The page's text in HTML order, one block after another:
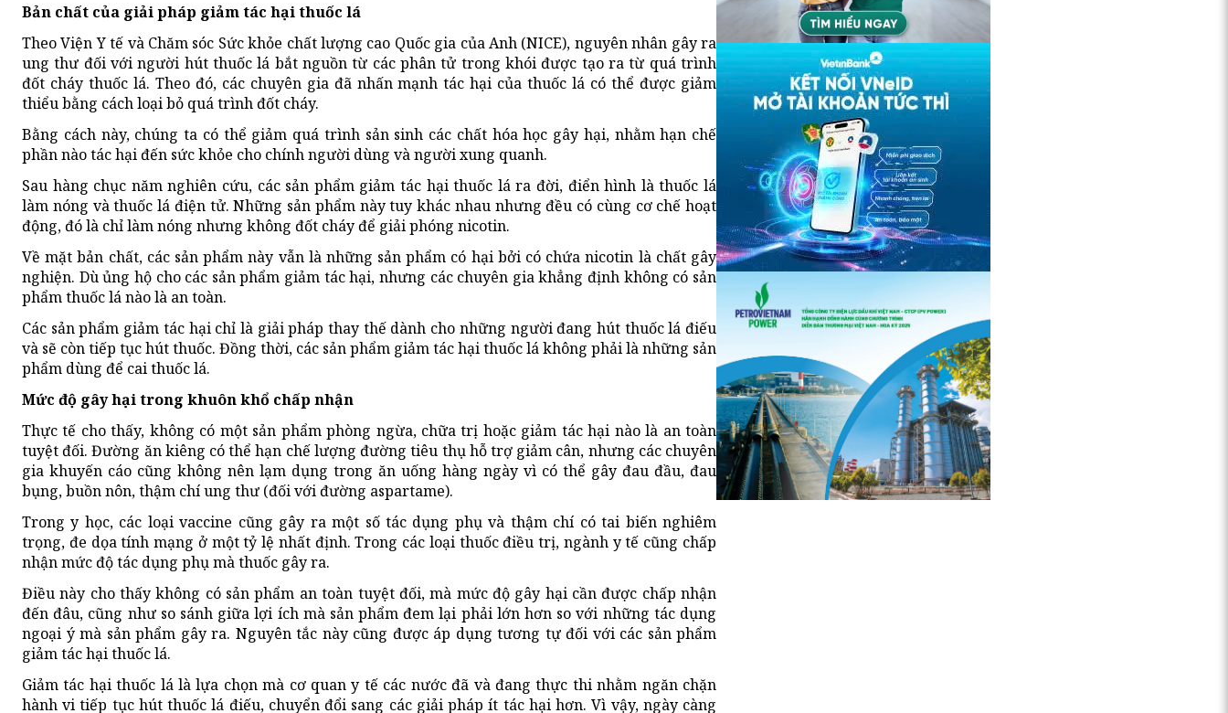
Bản chất của giải pháp giảm tác hại thuốc lá
Theo Viện Y tế và Chăm sóc Sức khỏe chất lượng cao Quốc gia của Anh (NICE), nguyên nhân gây ra
ung thư đối với người hút thuốc lá bắt nguồn từ các phân tử trong khói được tạo ra từ quá trình
đốt cháy thuốc lá. Theo đó, các chuyên gia đã nhấn mạnh tác hại của thuốc lá có thể được giảm
thiểu bằng cách loại bỏ quá trình đốt cháy.
Bằng cách này, chúng ta có thể giảm quá trình sản sinh các chất hóa học gây hại, nhằm hạn chế
phần nào tác hại đến sức khỏe cho chính người dùng và người xung quanh.
Sau hàng chục năm nghiên cứu, các sản phẩm giảm tác hại thuốc lá ra đời, điển hình là thuốc lá
làm nóng và thuốc lá điện tử. Những sản phẩm này tuy khác nhau nhưng đều có cùng cơ chế hoạt
động, đó là chỉ làm nóng nhưng không đốt cháy để giải phóng nicotin.
Về mặt bản chất, các sản phẩm này vẫn là những sản phẩm có hại bởi có chứa nicotin là chất gây
nghiện. Dù ủng hộ cho các sản phẩm giảm tác hại, nhưng các chuyên gia khẳng định không có sản
phẩm thuốc lá nào là an toàn.
Các sản phẩm giảm tác hại chỉ là giải pháp thay thế dành cho những người đang hút thuốc lá điếu
và sẽ còn tiếp tục hút thuốc. Đồng thời, các sản phẩm giảm tác hại thuốc lá không phải là những sản
phẩm dùng để cai thuốc lá.
Mức độ gây hại trong khuôn khổ chấp nhận
Thực tế cho thấy, không có một sản phẩm phòng ngừa, chữa trị hoặc giảm tác hại nào là an toàn
tuyệt đối. Đường ăn kiêng có thể hạn chế lượng đường tiêu thụ hỗ trợ giảm cân, nhưng các chuyên
gia khuyến cáo cũng không nên lạm dụng trong ăn uống hàng ngày vì có thể gây đau đầu, đau
bụng, buồn nôn, thậm chí ung thư (đối với đường aspartame).
Trong y học, các loại vaccine cũng gây ra một số tác dụng phụ và thậm chí có tai biến nghiêm
trọng, đe dọa tính mạng ở một tỷ lệ nhất định. Trong các loại thuốc điều trị, ngành y tế cũng chấp
nhận mức độ tác dụng phụ mà thuốc gây ra.
Điều này cho thấy không có sản phẩm an toàn tuyệt đối, mà mức độ gây hại cần được chấp nhận
đến đâu, cũng như so sánh giữa lợi ích mà sản phẩm đem lại phải lớn hơn so với những tác dụng
ngoại ý mà sản phẩm gây ra. Nguyên tắc này cũng được áp dụng tương tự đối với các sản phẩm
giảm tác hại thuốc lá.
Giảm tác hại thuốc lá là lựa chọn mà cơ quan y tế các nước đã và đang thực thi nhằm ngăn chặn
hành vi tiếp tục hút thuốc lá điếu, chuyển đổi sang các giải pháp ít tác hại hơn. Vì vậy, ngày càng